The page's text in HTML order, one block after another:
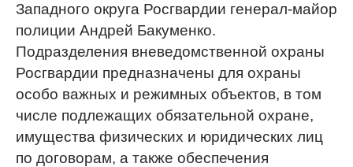
Западного округа Росгвардии генерал-майор
полиции Андрей Бакуменко.
Подразделения вневедомственной охраны
Росгвардии предназначены для охраны
особо важных и режимных объектов, в том
числе подлежащих обязательной охране,
имущества физических и юридических лиц
по договорам, а также обеспечения